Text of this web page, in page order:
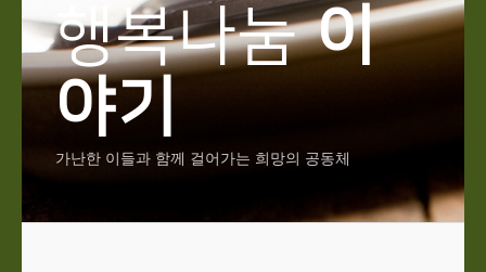
행복나눔이
야기
가난한 이들과 함께 걸어가는 희망의 공동체